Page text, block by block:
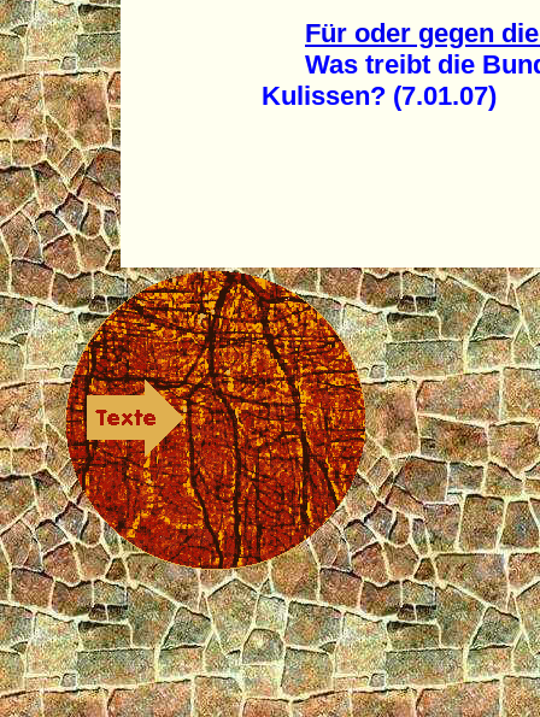
Für oder gegen
Was treibt die
Kulissen? (7.01.07)